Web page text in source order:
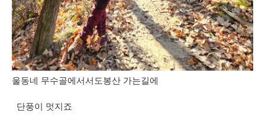
울동네 무수골에서서도봉산 가는길에
단풍이 멋지죠